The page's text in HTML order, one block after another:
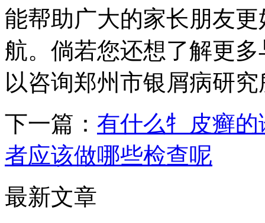
能帮助广大的家长朋友
航。倘若您还想了解更
以咨询郑州市银屑病研
下一篇： 有什么牜皮癣
者应该做哪些检查呢
最新文章